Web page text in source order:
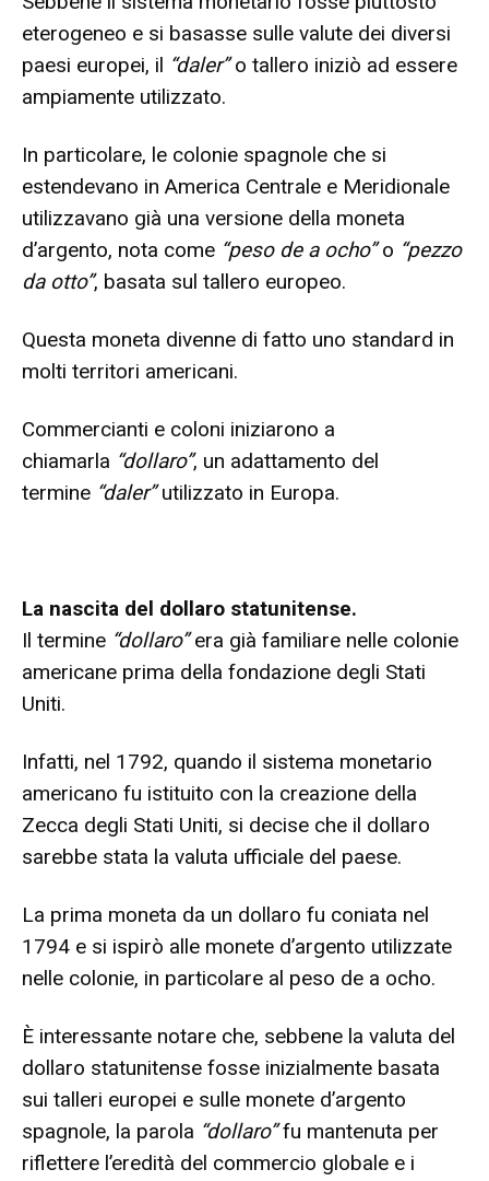
eterogeneo e si basasse sulle valute dei diversi
paesi europei, il “daler”o tallero iniziò ad essere
ampiamente utilizzato.
In particolare, le colonie spagnole che si
estendevano in America Centrale e Meridionale
utilizzavano già una versione della moneta
d’argento, nota come “peso de a ocho”o “pezzo
da otto”, basata sul tallero europeo.
Questa moneta divenne di fatto uno standard in
molti territori americani.
Commercianti e coloni iniziarono a
chiamarla “dollaro”, un adattamento del
termine “daler”utilizzato in Europa.
La nascita del dollaro statunitense.
Il termine “dollaro”era già familiare nelle colonie
americane prima della fondazione degli Stati
Uniti.
Infatti, nel 1792, quando il sistema monetario
americano fu istituito con la creazione della
Zecca degli Stati Uniti, si decise che il dollaro
sarebbe stata la valuta ufficiale del paese.
La prima moneta da un dollaro fu coniata nel
1794 e si ispirò alle monete d’argento utilizzate
nelle colonie, in particolare al peso de a ocho.
È interessante notare che, sebbene la valuta del
dollaro statunitense fosse inizialmente basata
sui talleri europei e sulle monete d’argento
spagnole, la parola “dollaro”fu mantenuta per
riflettere l’eredità del commercio globale e i